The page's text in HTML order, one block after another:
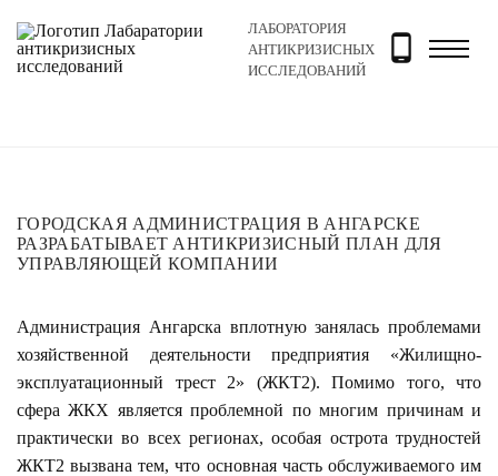
ЛАБОРАТОРИЯ
АНТИКРИЗИСНЫХ
ИССЛЕДОВАНИЙ
Главная Новости и блог Новости Городская
ГОРОДСКАЯ АДМИНИСТРАЦИЯ В АНГАРСКЕ
РАЗРАБАТЫВАЕТ АНТИКРИЗИСНЫЙ ПЛАН ДЛЯ
УПРАВЛЯЮЩЕЙ КОМПАНИИ
Администрация Ангарска вплотную занялась проблемами
хозяйственной деятельности предприятия «Жилищно-
эксплуатационный трест 2» (ЖКТ2). Помимо того, что
сфера ЖКХ является проблемной по многим причинам и
практически во всех регионах, особая острота трудностей
ЖКТ2 вызвана тем, что основная часть обслуживаемого им